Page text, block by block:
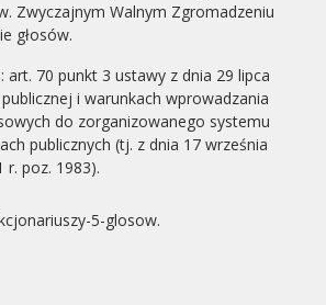
Zwyczajnym Walnym Zgromadzeniu
głosów.
: art. 70 punkt 3 ustawy z dnia 29 lipca
i warunkach wprowadzania
do zorganizowanego systemu
publicznych (tj. z dnia 17 września
r. poz. 1983).
5-glosow.